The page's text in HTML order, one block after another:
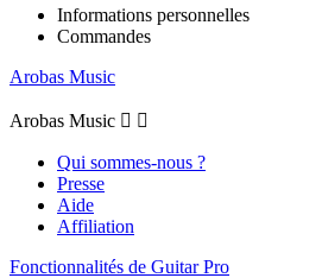
Informations personnelles
Commandes
Arobas Music
Arobas Music  
Qui sommes-nous ?
Presse
Aide
Affiliation
Fonctionnalités de Guitar Pro